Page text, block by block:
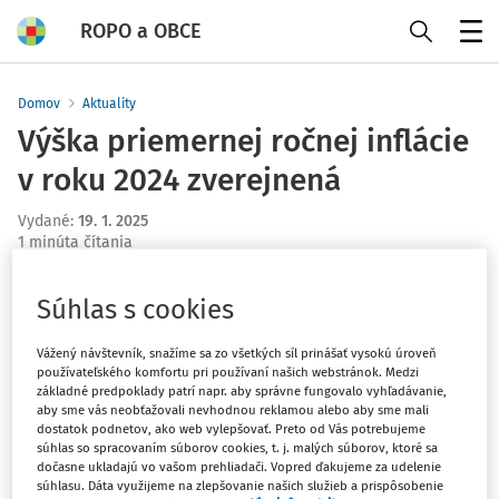
ROPO a OBCE
Domov Aktuality
Výška priemernej ročnej inflácie
v roku 2024 zverejnená
Vydané: 19. 1. 2025
1 minúta čítania
spomalenie za 25 rokov.
Ceny potravín vzrástli o 2,5 %, oproti 17,3 % v roku 2023.
Bývanie a energie stúpli len o 0,5 %, čo výrazne znížilo
infláciu. Vzdelávanie bolo jediným odborom s
dvojciferným rastom nad 10 %. Tempo rastu cien sa
medziročne výrazne spomalilo, dosiahlo 10,5 % v roku
Súhlas s cookies
Vážený návštevník, snažíme sa zo všetkých síl prinášať vysokú úroveň
používateľského komfortu pri používaní našich webstránok. Medzi
základné predpoklady patrí napr. aby správne fungovalo vyhľadávanie,
aby sme vás neobťažovali nevhodnou reklamou alebo aby sme mali
dostatok podnetov, ako web vylepšovať. Preto od Vás potrebujeme
súhlas so spracovaním súborov cookies, t. j. malých súborov, ktoré sa
dočasne ukladajú vo vašom prehliadači. Vopred ďakujeme za udelenie
súhlasu. Dáta využijeme na zlepšovanie našich služieb a prispôsobenie